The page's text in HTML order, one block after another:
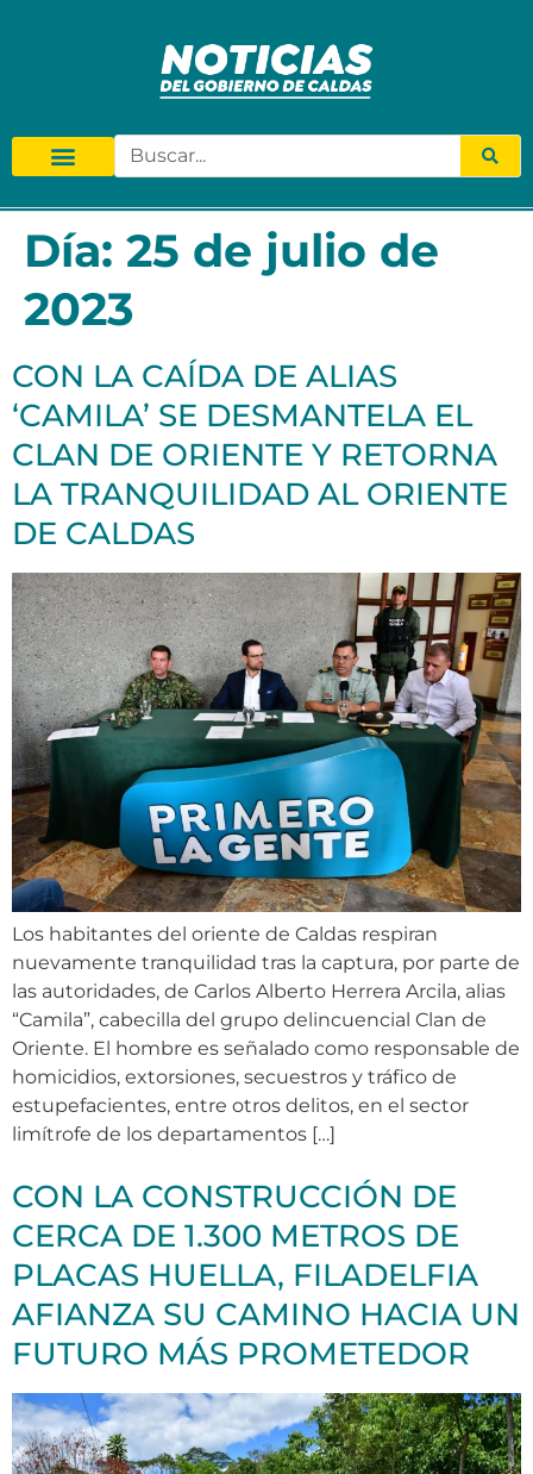
Día: 25 de julio de
2023
CON LA CAÍDA DE ALIAS
‘CAMILA’ SE DESMANTELA EL
CLAN DE ORIENTE Y RETORNA
LA TRANQUILIDAD AL ORIENTE
DE CALDAS
Los habitantes del oriente de Caldas respiran
nuevamente tranquilidad tras la captura, por parte de
las autoridades, de Carlos Alberto Herrera Arcila, alias
“Camila”, cabecilla del grupo delincuencial Clan de
Oriente. El hombre es señalado como responsable de
homicidios, extorsiones, secuestros y tráfico de
estupefacientes, entre otros delitos, en el sector
limítrofe de los departamentos […]
CON LA CONSTRUCCIÓN DE
CERCA DE 1.300 METROS DE
PLACAS HUELLA, FILADELFIA
AFIANZA SU CAMINO HACIA UN
FUTURO MÁS PROMETEDOR